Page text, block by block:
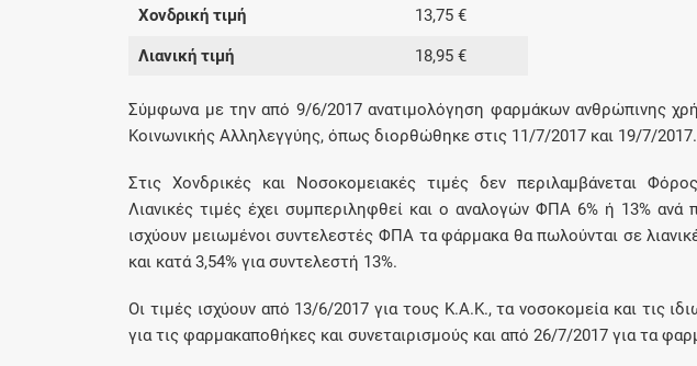
Χονδρική τιμή 13,75 €
Λιανική τιμή 18,95 €
Σύμφωνα με την από 9/6/2017 ανατιμολόγηση φαρμάκων ανθρώπινης
Κοινωνικής Αλληλεγγύης, όπως διορθώθηκε στις 11/7/2017 και 19/7/2017.
Στις Χονδρικές και Νοσοκομειακές τιμές δεν περιλαμβάνεται
Λιανικές τιμές έχει συμπεριληφθεί και ο αναλογών ΦΠΑ 6% ή 13% ανά
ισχύουν μειωμένοι συντελεστές ΦΠΑ τα φάρμακα θα πωλούνται σε
και κατά 3,54% για συντελεστή 13%.
Οι τιμές ισχύουν από 13/6/2017 για τους Κ.Α.Κ., τα νοσοκομεία και τις
για τις φαρμακαποθήκες και συνεταιρισμούς και από 26/7/2017 για τα